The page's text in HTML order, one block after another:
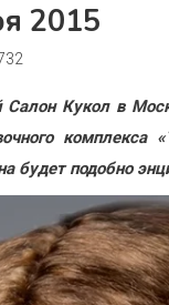
2015
Кукол в
будет подобно